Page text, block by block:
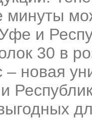
минуты
и
30 в
новая